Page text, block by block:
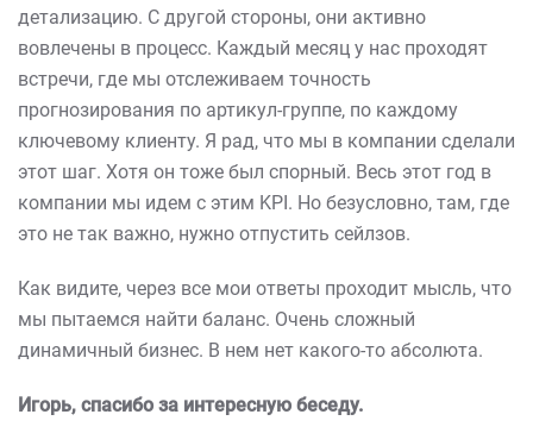
детализацию. С другой стороны, они активно
вовлечены в процесс. Каждый месяц у нас проходят
встречи, где мы отслеживаем точность
прогнозирования по артикул-группе, по каждому
ключевому клиенту. Я рад, что мы в компании сделали
этот шаг. Хотя он тоже был спорный. Весь этот год в
компании мы идем с этим KPI. Но безусловно, там, где
это не так важно, нужно отпустить сейлзов.
Как видите, через все мои ответы проходит мысль, что
мы пытаемся найти баланс. Очень сложный
динамичный бизнес. В нем нет какого-то абсолюта.
Игорь, спасибо за интересную беседу.